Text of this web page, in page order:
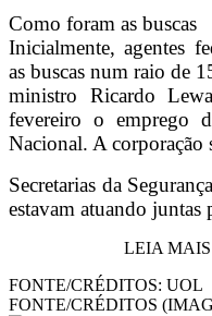
Como foram as buscas
Inicialmente, agentes
as buscas num raio de
ministro Ricardo
fevereiro o emprego
Nacional. A corporação
Secretarias da
estavam atuando juntas
LEIA
FONTE/CRÉDITOS: UOL
FONTE/CRÉDITOS